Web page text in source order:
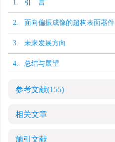
1. 引 言
2. 面向偏振成像的超构表面器件
3. 未来发展方向
4. 总结与展望
参考文献(155)
相关文章
施引文献